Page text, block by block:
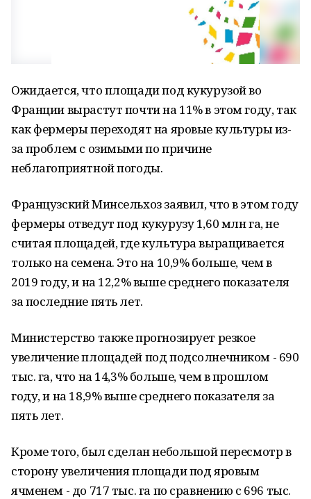
Ожидается, что площади под кукурузой во
Франции вырастут почти на 11% в этом году, так
как фермеры переходят на яровые культуры из-
за проблем с озимыми по причине
неблагоприятной погоды.
Французский Минсельхоз заявил, что в этом году
фермеры отведут под кукурузу 1,60 млн га, не
считая площадей, где культура выращивается
только на семена. Это на 10,9% больше, чем в
2019 году, и на 12,2% выше среднего показателя
за последние пять лет.
Министерство также прогнозирует резкое
увеличение площадей под подсолнечником - 690
тыс. га, что на 14,3% больше, чем в прошлом
году, и на 18,9% выше среднего показателя за
пять лет.
Кроме того, был сделан небольшой пересмотр в
сторону увеличения площади под яровым
ячменем - до 717 тыс. га по сравнению с 696 тыс.